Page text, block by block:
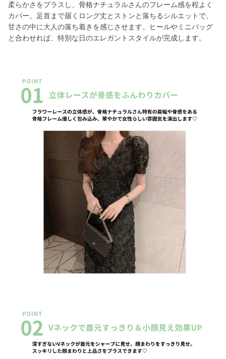
柔らかさをプラスし、骨格ナチュラルさんのフレーム感を程よく
カバー。足首まで届くロング丈とストンと落ちるシルエットで、
甘さの中に大人の落ち着きを感じさせます。ヒールやミニバッグ
と合わせれば、特別な日のエレガントスタイルが完成します。